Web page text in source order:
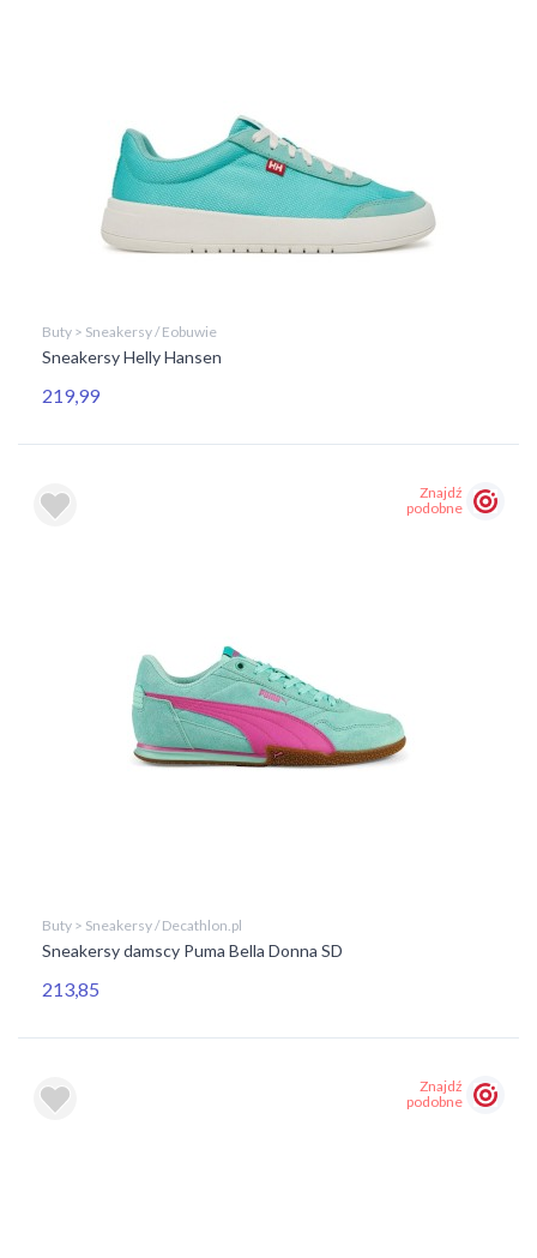
Buty > Sneakersy / Eobuwie
Sneakersy Helly Hansen
219,99
Znajdź
podobne
Buty > Sneakersy / Decathlon.pl
Sneakersy damscy Puma Bella Donna SD
213,85
Znajdź
podobne